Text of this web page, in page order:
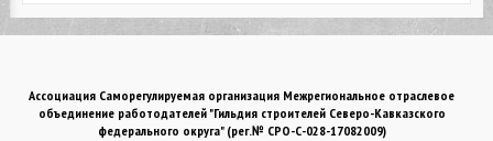
Ассоциация Саморегулируемая организация Межрегиональное отраслевое
объединение работодателей "Гильдия строителей Северо-Кавказского
федерального округа" (рег.№ СРО-С-028-17082009)